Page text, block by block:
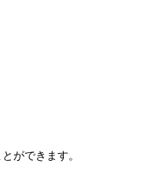
ができます。